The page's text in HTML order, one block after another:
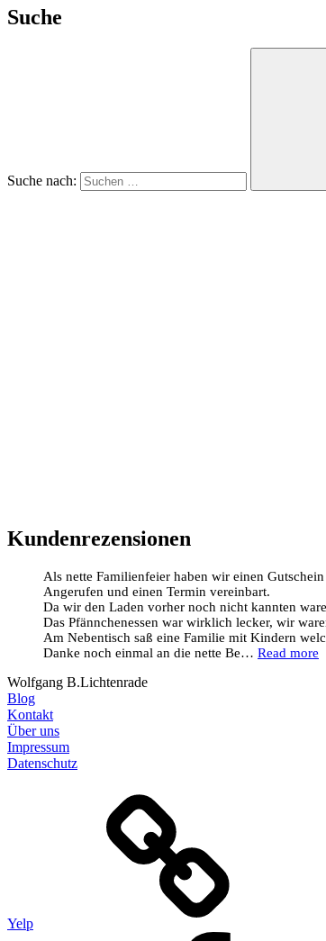
Suche
Suche nach:
Kundenrezensionen
Als nette Familienfeier haben wir einen
Angerufen und einen Termin vereinbart.
Da wir den Laden vorher noch nicht kannten
Das Pfännchenessen war wirklich lecker, wir
Am Nebentisch saß eine Familie mit Kindern
Danke noch einmal an die nette Be… Read more
Wolfgang B.Lichtenrade
Blog
Kontakt
Über uns
Impressum
Datenschutz
Yelp